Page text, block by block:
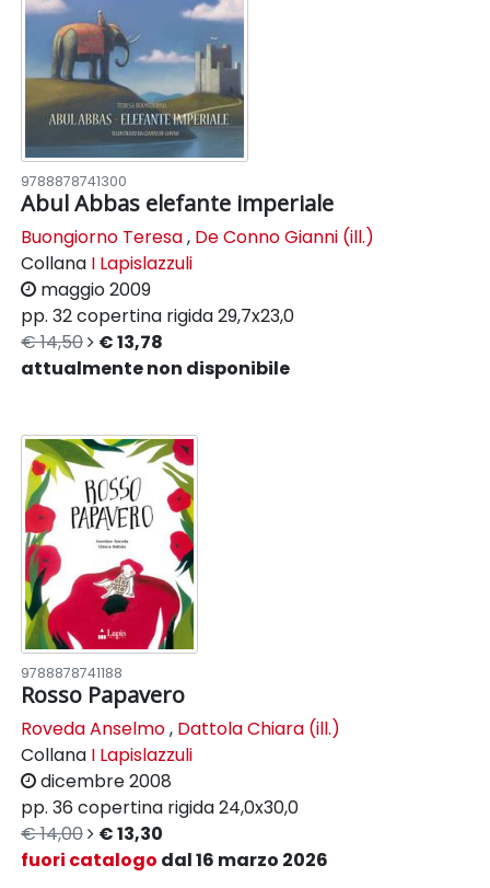
9788878741300
Abul Abbas elefante imperiale
Buongiorno Teresa, De Conno Gianni (ill.)
Collana I Lapislazzuli
maggio 2009
pp. 32copertina rigida29,7x23,0
€ 14,50
€ 13,78
attualmente non disponibile
9788878741188
Rosso Papavero
Roveda Anselmo, Dattola Chiara (ill.)
Collana I Lapislazzuli
dicembre 2008
pp. 36 copertina rigida24,0x30,0
€ 14,00
€ 13,30
fuori catalogo dal 16 marzo 2026